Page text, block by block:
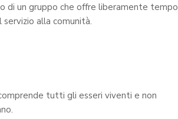
di un gruppo che offre liberamente tempo
alla comunità.
tutti gli esseri viventi e non